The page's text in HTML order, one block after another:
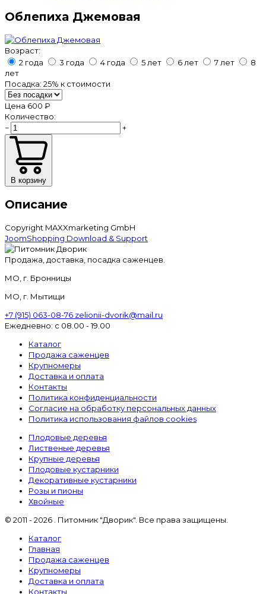
Облепиха Джемовая
Возраст:
2 года
3 года 4 года 5 лет 6 лет 7 лет
8
лет
Посадка: 25% к стоимости
Цена 600 ₽
Количество:
−
+
В корзину
Описание
Copyright MAXXmarketing GmbH
JoomShopping Download & Support
Продажа, доставка, посадка саженцев.
МО, г. Бронницы
МО, г. Мытищи
+7 (915) 063-08-76 zelionii-dvorik@mail.ru
Ежедневно: с 08.00 - 19.00
Каталог
Продажа саженцев
Крупномеры
Доставка и оплата
Контакты
Политика конфиденциальности
Согласие на обработку персональных данных
Политика использования файлов cookies
Плодовые деревья
Лиственые деревья
Крупные деревья
Плодовые кустарники
Декоративные кустарники
Розы и пионы
Хвойные
© 2011 - 2026 . Питомник "Дворик". Все права защищены.
Каталог
Главная
Продажа саженцев
Крупномеры
Доставка и оплата
Контакты